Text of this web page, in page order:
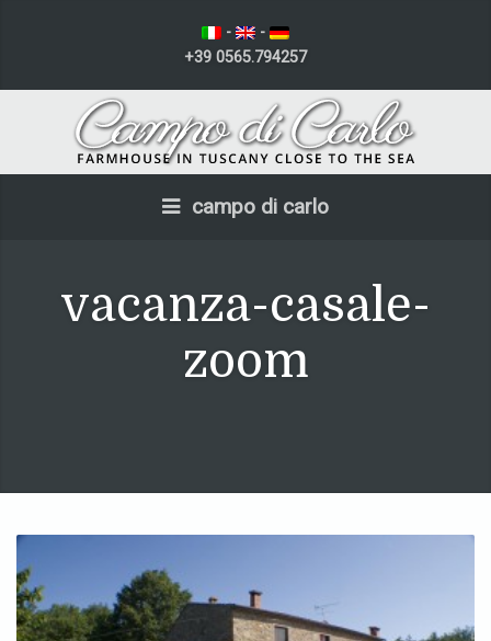
-
-
+39 0565.794257
campo di carlo
vacanza-casale-
zoom